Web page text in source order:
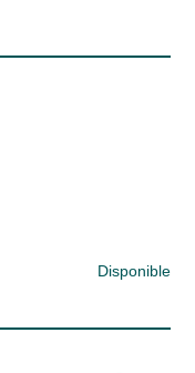
Disponible